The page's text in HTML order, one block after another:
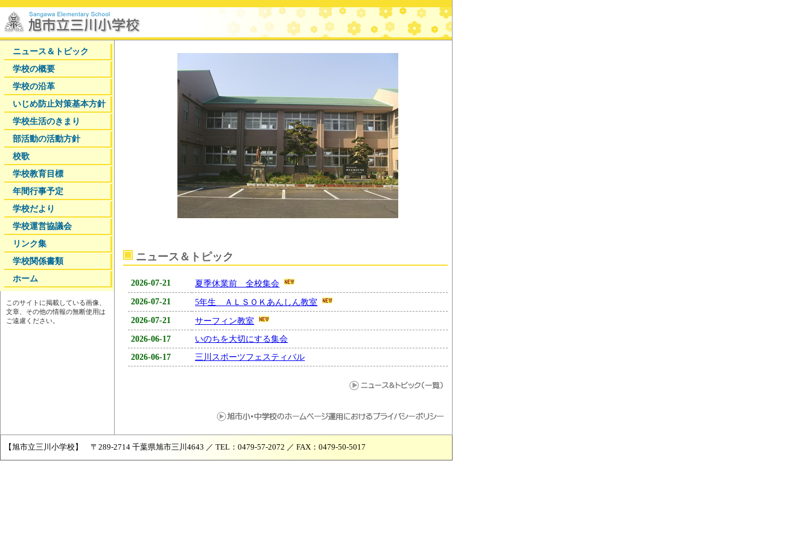
ニュース＆トピック
学校の概要
学校の沿革
いじめ防止対策基本方針
学校生活のきまり
部活動の活動方針
校歌
学校教育目標
年間行事予定
学校だより
学校運営協議会
リンク集
学校関係書類
ホーム
このサイトに掲載している画像、
文章、その他の情報の無断使用は
ご遠慮ください。
ニュース＆トピック
2026-07-21
夏季休業前 全校集会
2026-07-21
5年生 ＡＬＳＯＫあんしん教室
2026-07-21
サーフィン教室
2026-06-17
いのちを大切にする集会
2026-06-17
三川スポーツフェスティバル
【旭市立三川小学校】 〒289-2714 千葉県旭市三川4643 ／ TEL：0479-57-2072 ／ FAX：0479-50-5017